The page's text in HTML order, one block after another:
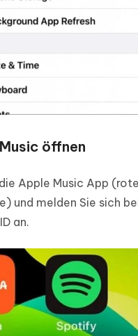
öffnen
Apple Music App
und melden Sie sich
an.